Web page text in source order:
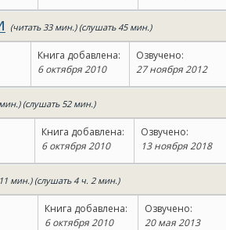
(читать 33 мин.) (слушать 45 мин.)
Книга добавлена:
6 октября 2010
Озвучено:
27 ноября 2012
(слушать 52 мин.)
Книга добавлена:
6 октября 2010
Озвучено:
13 ноября 2018
мин.) (слушать 4 ч. 2 мин.)
Книга добавлена:
6 октября 2010
Озвучено:
20 мая 2013